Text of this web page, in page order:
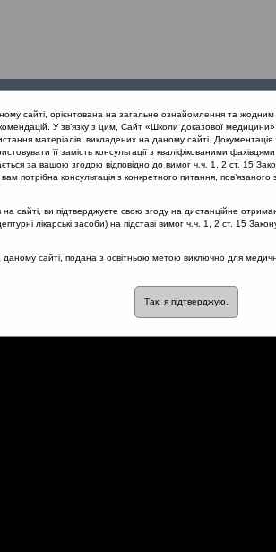
заходи
ЛОР захворювань у вагітних (Одеса,
сайті, орієнтована на загальне ознайомлення та
У зв’язку з цим, Сайт «Школи доказової медицини»
матеріалів, викладених на даному сайті.
її замість консультації з кваліфікованими
за вашою згодою відповідно до вимог ч.ч. 1, 2 ст. 15
консультація з конкретного питання, пов’язаного
сайті, ви підтверджуєте свою згоду на дистанційне
лікарські засоби) на підставі вимог ч.ч. 1, 2 ст. 15
даному сайті, подана з освітньою метою виключно для
Так, я підтверджую.